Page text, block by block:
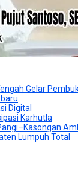
Gelar
Digital
Karhutla
Lumpuh Total